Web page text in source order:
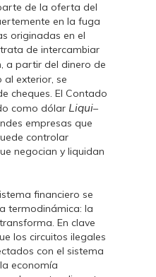
de la oferta del
en la fuga
originadas en el
de intercambiar
a partir del dinero de
exterior, se
cheques. El Contado
como dólar Liqui–
empresas que
controlar
negocian y liquidan
financiero se
termodinámica: la
En clave
los circuitos ilegales
con el sistema
economía